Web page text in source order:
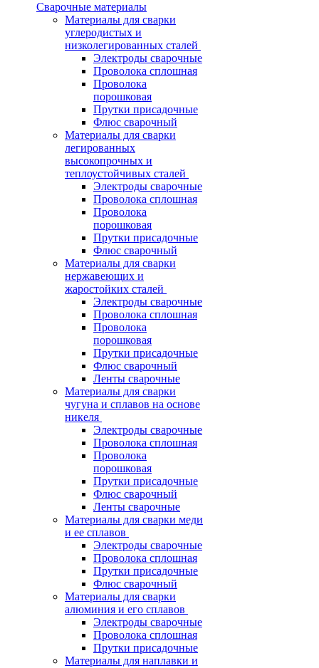
Сварочные материалы
Материалы для сварки
углеродистых и
низколегированных сталей
Электроды сварочные
Проволока сплошная
Проволока
порошковая
Прутки присадочные
Флюс сварочный
Материалы для сварки
легированных
высокопрочных и
теплоустойчивых сталей
Электроды сварочные
Проволока сплошная
Проволока
порошковая
Прутки присадочные
Флюс сварочный
Материалы для сварки
нержавеющих и
жаростойких сталей
Электроды сварочные
Проволока сплошная
Проволока
порошковая
Прутки присадочные
Флюс сварочный
Ленты сварочные
Материалы для сварки
чугуна и сплавов на основе
никеля
Электроды сварочные
Проволока сплошная
Проволока
порошковая
Прутки присадочные
Флюс сварочный
Ленты сварочные
Материалы для сварки меди
и ее сплавов
Электроды сварочные
Проволока сплошная
Прутки присадочные
Флюс сварочный
Материалы для сварки
алюминия и его сплавов
Электроды сварочные
Проволока сплошная
Прутки присадочные
Материалы для наплавки и